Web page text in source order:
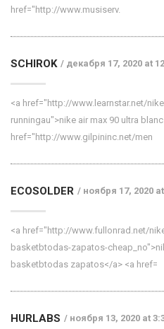
href="http://www.musiserv.
SCHIROK декабря 17, 2020 at
<a href="http://www.learnstar.net/
runningau">nike air max 90 ultra
href="http://www.gilpininc.net/men
ECOSOLDER ноября 17, 2020
<a href="http://www.fullonrad.net/
basketbtodas-zapatos-
basketbtodas zapatos</a> <a href=
HURLABS ноября 13, 2020 at